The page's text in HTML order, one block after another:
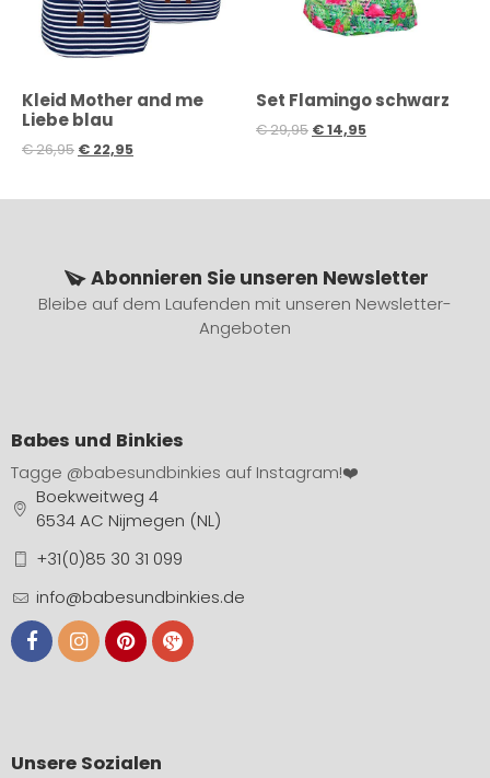
Kleid Mother and me
Liebe blau
€26,95 € 22,95
Set Flamingo schwarz
€29,95 €14,95
Abonnieren Sie unseren Newsletter
Bleibe auf dem Laufenden mit unseren Newsletter-
Angeboten
Babes und Binkies
Tagge @babesundbinkies auf Instagram!❤️
Boekweitweg 4
6534 AC Nijmegen (NL)
+31(0)85 30 31 099
info@babesundbinkies.de
Unsere Sozialen